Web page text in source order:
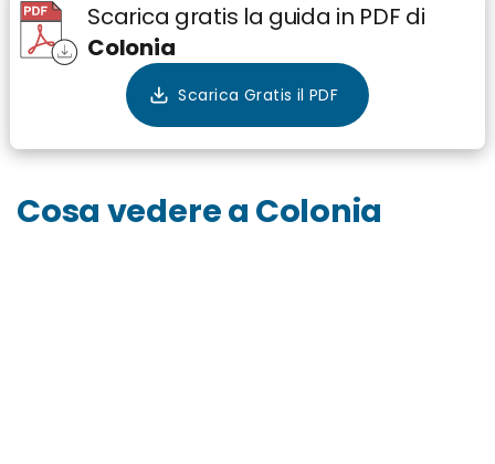
Scarica gratis la guida in PDF di
Colonia
Cosa vedere a Colonia